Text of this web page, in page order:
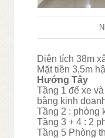
Diện tích 38m
Mặt tiền 3,5m
Hướng Tây
Tầng 1 để xe
bằng kinh
Tầng 2 : phòng
Tầng 3 + 4 : 2
Tầng 5 Phòng